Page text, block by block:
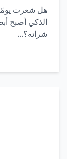
هل شعرت يومًا
الذكي أصبح
شرائه؟...